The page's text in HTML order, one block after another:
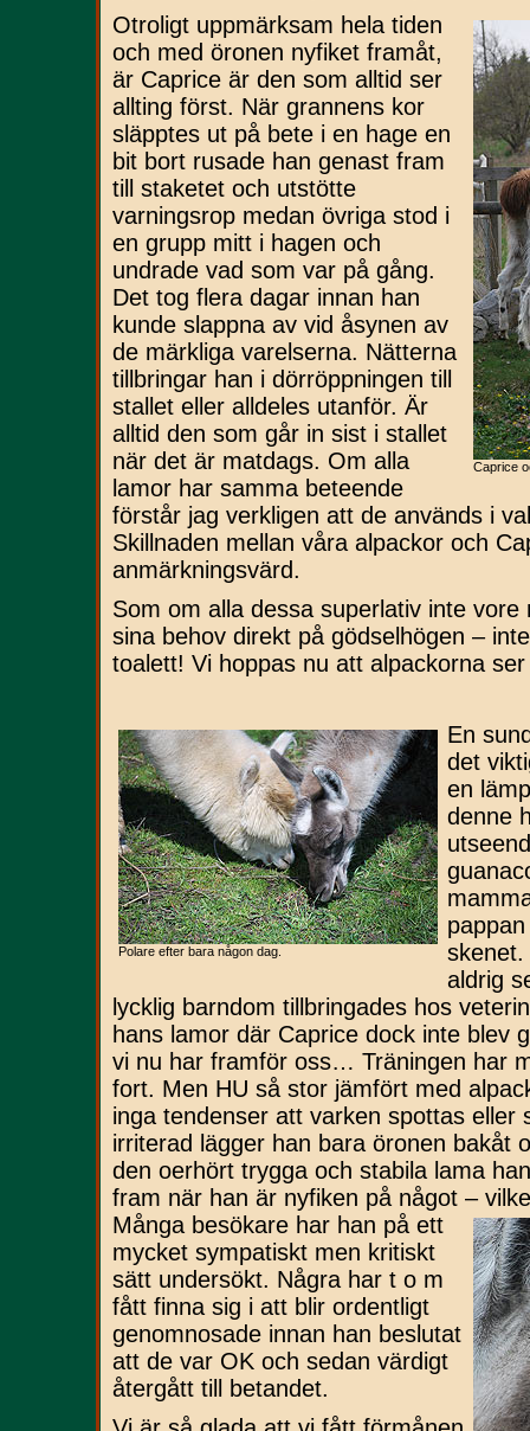
Caprice
Otroligt uppmärksam hela tiden
och med öronen nyfiket framåt,
är Caprice är den som alltid ser
allting först. När grannens kor
släpptes ut på bete i en hage en
bit bort rusade han genast fram
till staketet och utstötte
varningsrop medan övriga stod i
en grupp mitt i hagen och
undrade vad som var på gång.
Det tog flera dagar innan han
kunde slappna av vid åsynen av
de märkliga varelserna. Nätterna
tillbringar han i dörröppningen till
stallet eller alldeles utanför. Är
alltid den som går in sist i stallet
när det är matdags. Om alla
lamor har samma beteende
förstår jag verkligen att de används i
Skillnaden mellan våra alpackor och
anmärkningsvärd.
Som om alla dessa superlativ inte
sina behov direkt på gödselhögen –
toalett! Vi hoppas nu att alpackorna
Polare efter bara någon dag.
En
det
en
denne
skenet.
aldrig
lycklig barndom tillbringades hos
hans lamor där Caprice dock inte blev
vi nu har framför oss… Träningen har
fort. Men HU så stor jämfört med
inga tendenser att varken spottas eller
irriterad lägger han bara öronen bakåt
den oerhört trygga och stabila lama
fram när han är nyfiken på något –
Många besökare har han på ett
mycket sympatiskt men kritiskt
sätt undersökt. Några har t o m
fått finna sig i att blir ordentligt
genomnosade innan han beslutat
att de var OK och sedan värdigt
återgått till betandet.